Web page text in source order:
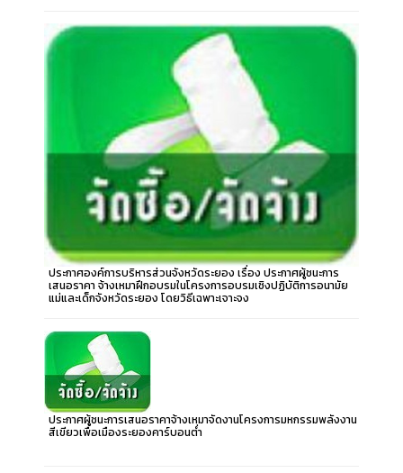
ประกาศองค์การบริหารส่วนจังหวัดระยอง เรื่อง ประกาศผู้ชนะการ
เสนอราคา จ้างเหมาฝึกอบรมในโครงการอบรมเชิงปฏิบัติการอนามัย
แม่และเด็กจังหวัดระยอง โดยวิธีเฉพาะเจาะจง
ประกาศผู้ชนะการเสนอราคาจ้างเหมาจัดงานโครงการมหกรรมพลังงาน
สีเขียวเพื่อเมืองระยองคาร์บอนต่ำ